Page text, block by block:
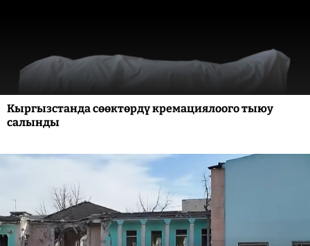
Кыргызстанда сөөктөрдү кремациялоого тыюу
салынды